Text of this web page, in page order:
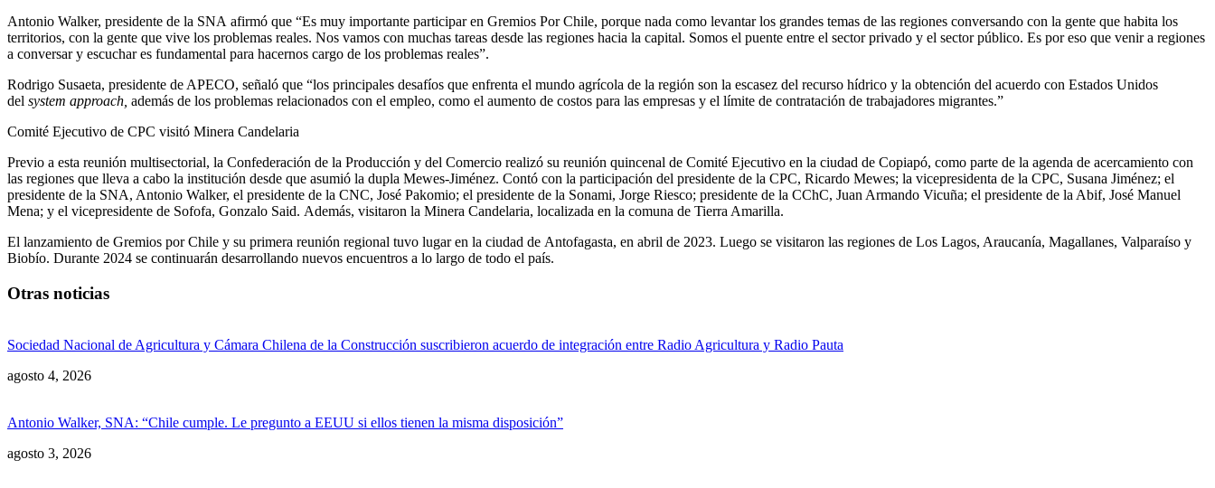
Antonio Walker, presidente de la SNA afirmó que “Es muy importante participar en Gremios Por Chile, porque nada como levantar los grandes temas de las regiones conversando con la gente que habita los
territorios, con la gente que vive los problemas reales. Nos vamos con muchas tareas desde las regiones hacia la capital. Somos el puente entre el sector privado y el sector público. Es por eso que venir a regiones
a conversar y escuchar es fundamental para hacernos cargo de los problemas reales”.
Rodrigo Susaeta, presidente de APECO, señaló que “los principales desafíos que enfrenta el mundo agrícola de la región son la escasez del recurso hídrico y la obtención del acuerdo con Estados Unidos
del system approach, además de los problemas relacionados con el empleo, como el aumento de costos para las empresas y el límite de contratación de trabajadores migrantes.”
Comité Ejecutivo de CPC visitó Minera Candelaria
Previo a esta reunión multisectorial, la Confederación de la Producción y del Comercio realizó su reunión quincenal de Comité Ejecutivo en la ciudad de Copiapó, como parte de la agenda de acercamiento con
las regiones que lleva a cabo la institución desde que asumió la dupla Mewes-Jiménez. Contó con la participación del presidente de la CPC, Ricardo Mewes; la vicepresidenta de la CPC, Susana Jiménez; el
presidente de la SNA, Antonio Walker, el presidente de la CNC, José Pakomio; el presidente de la Sonami, Jorge Riesco; presidente de la CChC, Juan Armando Vicuña; el presidente de la Abif, José Manuel
Mena; y el vicepresidente de Sofofa, Gonzalo Said. Además, visitaron la Minera Candelaria, localizada en la comuna de Tierra Amarilla.
El lanzamiento de Gremios por Chile y su primera reunión regional tuvo lugar en la ciudad de Antofagasta, en abril de 2023. Luego se visitaron las regiones de Los Lagos, Araucanía, Magallanes, Valparaíso y
Biobío. Durante 2024 se continuarán desarrollando nuevos encuentros a lo largo de todo el país.
Otras noticias
Sociedad Nacional de Agricultura y Cámara Chilena de la Construcción suscribieron acuerdo de integración entre Radio Agricultura y Radio Pauta
agosto 4, 2026
Antonio Walker, SNA: “Chile cumple. Le pregunto a EEUU si ellos tienen la misma disposición”
agosto 3, 2026